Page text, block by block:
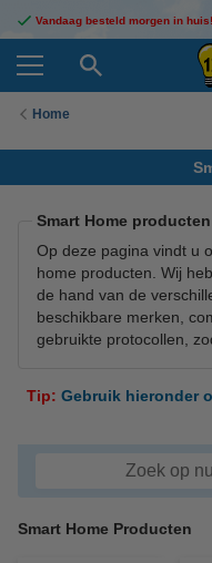
Vandaag besteld morgen in
Home
Smart Home
Op deze pagina vindt u
home producten. Wij
de hand van de
beschikbare merken,
gebruikte protocollen,
Tip: Gebruik hieronder
Smart Home Producten